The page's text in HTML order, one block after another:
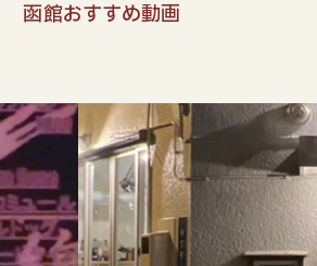
函館おすすめ動画